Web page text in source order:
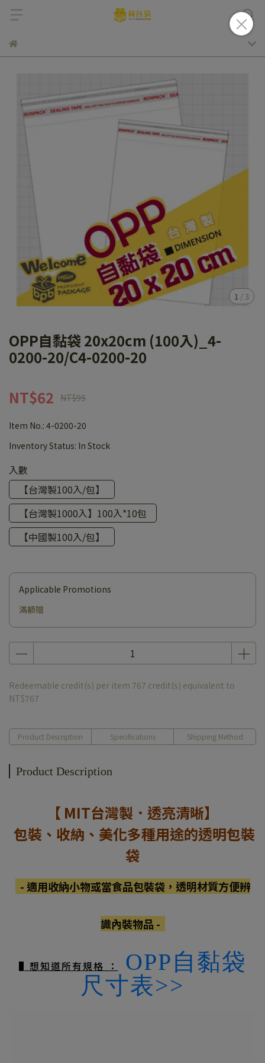
1 / 3
OPP自黏袋 20x20cm (100入)_4-
0200-20/C4-0200-20
NT$62 NT$95
Item No.: 4-0200-20
Inventory Status: In Stock
入數
【台灣製100入/包】
【台灣製1000入】100入*10包
【中國製100入/包】
Applicable Promotions
滿額贈
Redeemable credit(s) per item 767 credit(s) equivalent to
NT$767
Product Description Specifications Shipping Method
Product Description
【 MIT台灣製．透亮清晰】
包裝、收納、美化多種用途的透明包裝
袋
- 適用收納小物或當食品包裝袋，透明材質方便辨
識內裝物品 -
▌想知道所有規格 ：
OPP自黏袋
尺寸表>>